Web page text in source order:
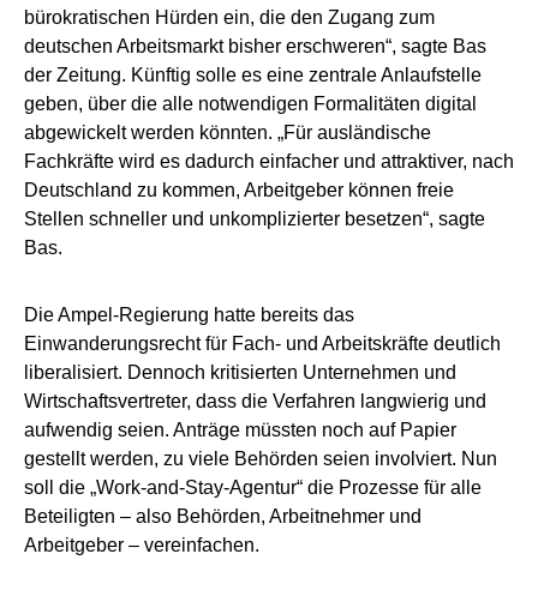
bürokratischen Hürden ein, die den Zugang zum
deutschen Arbeitsmarkt bisher erschweren“, sagte Bas
der Zeitung. Künftig solle es eine zentrale Anlaufstelle
geben, über die alle notwendigen Formalitäten digital
abgewickelt werden könnten. „Für ausländische
Fachkräfte wird es dadurch einfacher und attraktiver, nach
Deutschland zu kommen, Arbeitgeber können freie
Stellen schneller und unkomplizierter besetzen“, sagte
Bas.
Die Ampel-Regierung hatte bereits das
Einwanderungsrecht für Fach- und Arbeitskräfte deutlich
liberalisiert. Dennoch kritisierten Unternehmen und
Wirtschaftsvertreter, dass die Verfahren langwierig und
aufwendig seien. Anträge müssten noch auf Papier
gestellt werden, zu viele Behörden seien involviert. Nun
soll die „Work-and-Stay-Agentur“ die Prozesse für alle
Beteiligten – also Behörden, Arbeitnehmer und
Arbeitgeber – vereinfachen.